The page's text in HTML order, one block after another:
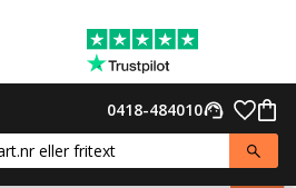
support_agent
0418-484010